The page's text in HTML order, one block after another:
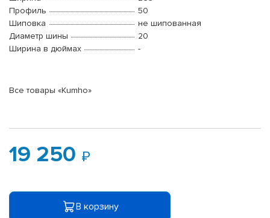
Профиль
50
Шиповка
не шипованная
Диаметр шины
20
Ширина в дюймах
-
Все товары «Kumho»
19 250
В корзину